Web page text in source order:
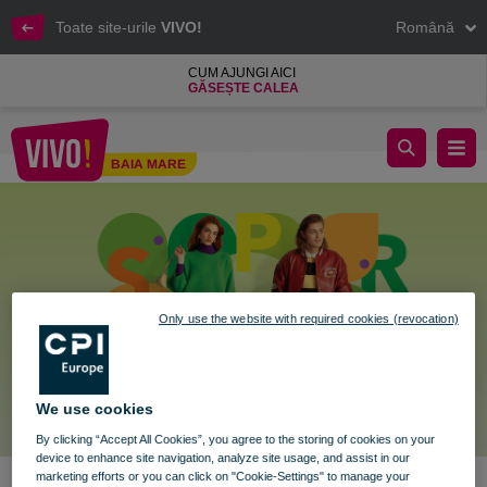
Toate site-urile VIVO! Română
CUM AJUNGI AICI
GĂSEȘTE CALEA
BAIA MARE
Fă loc primăverii în garderoba ta!​
We use cookies
By clicking “Accept All Cookies”, you agree to the storing of cookies on your
device to enhance site navigation, analyze site usage, and assist in our
marketing efforts or you can click on "Cookie-Settings" to manage your
Only use the website with required cookies (revocation)